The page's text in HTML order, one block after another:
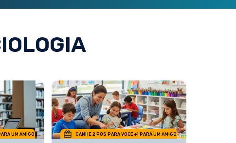
UM AMIGO GANHE 2 POS PARA VOCE +1 PARA UM AMIGO